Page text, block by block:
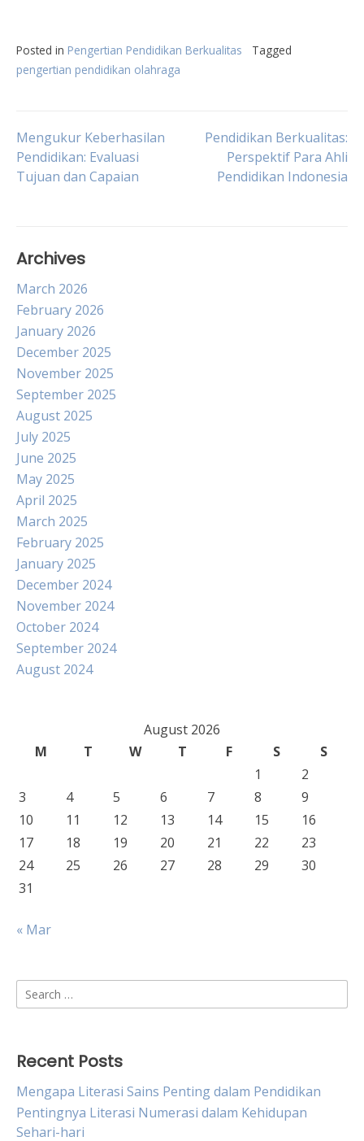
Posted in Pengertian Pendidikan Berkualitas
Tagged
pengertian pendidikan olahraga
Post
navigation
Mengukur Keberhasilan
Pendidikan: Evaluasi
Tujuan dan Capaian
Pendidikan Berkualitas:
Perspektif Para Ahli
Pendidikan Indonesia
Archives
March 2026
February 2026
January 2026
December 2025
November 2025
September 2025
August 2025
July 2025
June 2025
May 2025
April 2025
March 2025
February 2025
January 2025
December 2024
November 2024
October 2024
September 2024
August 2024
August 2026
M
T W T F S
S
1
2
3
4 5 6 7 8
9
10
11 12 13 14 15
16
17
18 19 20 21 22
23
24
25 26 27 28 29
30
31
« Mar
Search
for:
Recent Posts
Mengapa Literasi Sains Penting dalam Pendidikan
Pentingnya Literasi Numerasi dalam Kehidupan
Sehari-hari